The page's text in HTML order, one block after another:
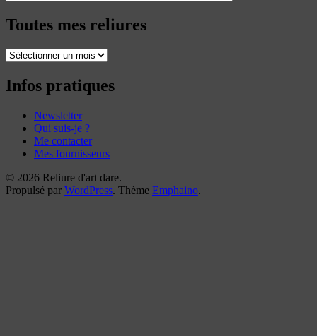
Toutes mes reliures
Toutes
reliures
Infos pratiques
Newsletter
Qui suis-je ?
Me contacter
Mes fournisseurs
© 2026 Reliure d'art dare.
Propulsé par WordPress. Thème Emphaino.